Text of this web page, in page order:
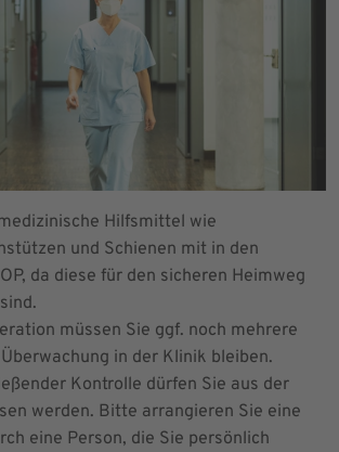
Hilfsmittel wie
und Schienen mit in den
da diese für den sicheren Heimweg
müssen Sie ggf. noch mehrere
in der Klinik bleiben.
Kontrolle dürfen Sie aus der
werden. Bitte arrangieren Sie eine
eine Person, die Sie persönlich